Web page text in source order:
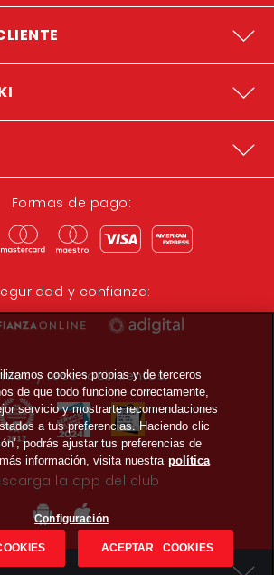
Formas de pago:
y confianza:
y reconocimientos:
la app del club
cookies propias y de terceros
de que todo funcione correctamente,
servicio y mostrarte recomendaciones
a tus preferencias. Haciendo clic
podrás ajustar tus preferencias de
información, visita nuestra política
Configuración
ACEPTAR COOKIES